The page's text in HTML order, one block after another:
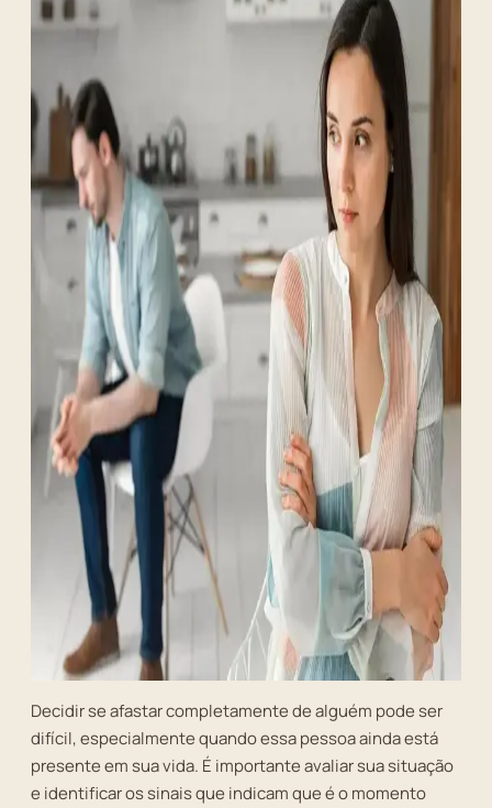
Decidir se afastar completamente de alguém pode ser
difícil, especialmente quando essa pessoa ainda está
presente em sua vida. É importante avaliar sua situação
e identificar os sinais que indicam que é o momento